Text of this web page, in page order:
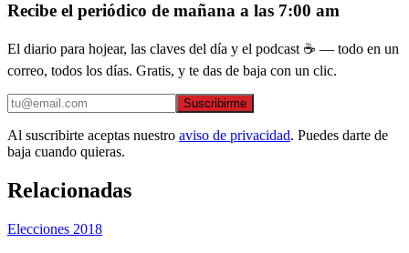
Recibe el periódico de mañana a las 7:00 am
El diario para hojear, las claves del día y el podcast ☕ — todo en un
correo, todos los días. Gratis, y te das de baja con un clic.
Suscribirme
Al suscribirte aceptas nuestro aviso de privacidad. Puedes darte de
baja cuando quieras.
Relacionadas
Elecciones 2018